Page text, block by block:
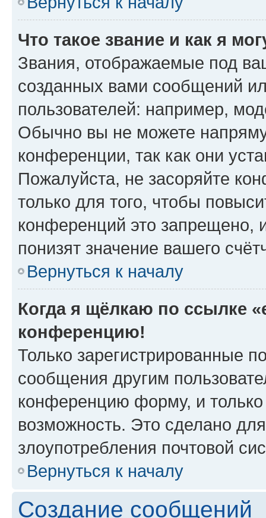
Что такое звание и как я
Звания, отображаемые под
созданных вами сообщений
пользователей: например,
Обычно вы не можете
конференции, так как они
Пожалуйста, не засоряйте
только для того, чтобы
конференций это запрещено,
понизят значение вашего
Вернуться к началу
Когда я щёлкаю по ссылке
конференцию!
Только зарегистрированные
сообщения другим
конференцию форму, и
возможность. Это сделано
злоупотребления почтовой
Вернуться к началу
Создание сообщений